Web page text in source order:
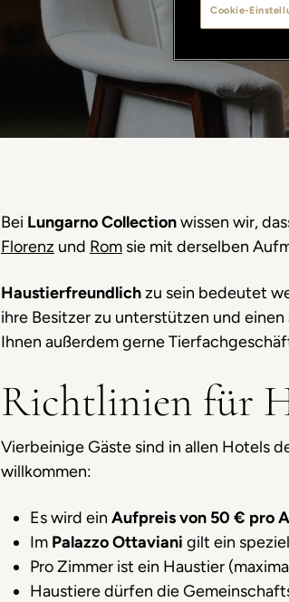
Bei Lungarno Collectionwissen wir,
Florenz und Rom sie mit derselben
Haustierfreundlichzu sein bedeutet
ihre Besitzer zu unterstützen und
Ihnen außerdem gerne
Richtlinien für
Vierbeinige Gäste sind in allen Hotels
willkommen:
Es wird ein Aufpreis von 50 € pro
Im Palazzo Ottaviani gilt ein
Pro Zimmer ist ein Haustier
Haustiere dürfen die
Cookie-